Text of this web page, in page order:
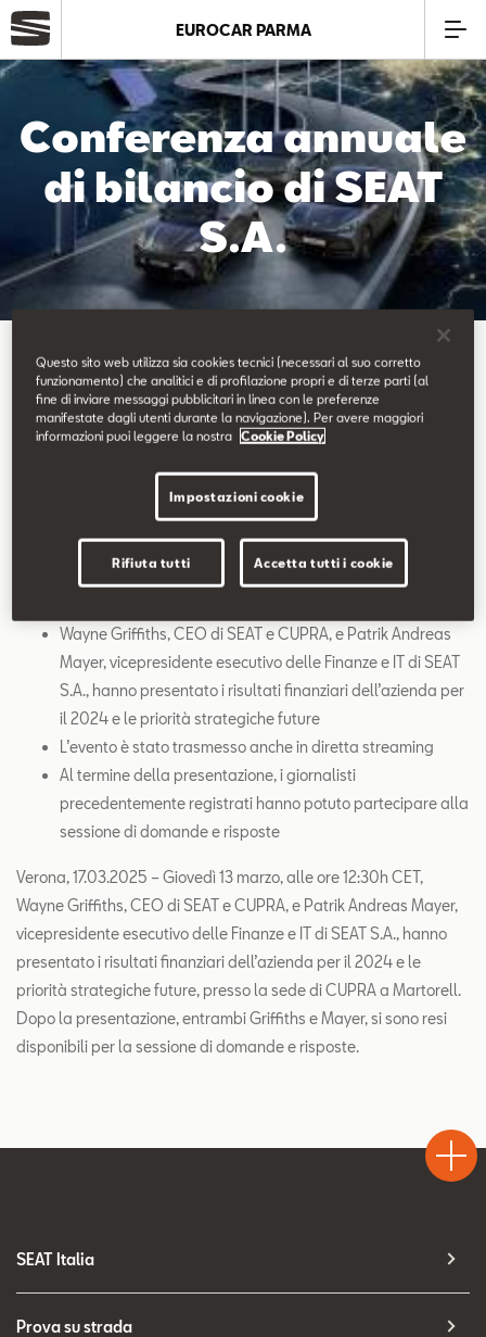
Azienda
Business
SEAT Usato Certificato
Configuratore
EUROCAR PARMA
Conferenza annuale
di bilancio di SEAT
S.A.
Torna alle news
Wayne Griffiths, CEO di SEAT e CUPRA, e Patrik Andreas
Mayer, vicepresidente esecutivo delle Finanze e IT di SEAT
S.A., hanno presentato i risultati finanziari dell’azienda per
il 2024 e le priorità strategiche future
L’evento è stato trasmesso anche in diretta streaming
Al termine della presentazione, i giornalisti
precedentemente registrati hanno potuto partecipare alla
sessione di domande e risposte
Verona, 17.03.2025 – Giovedì 13 marzo, alle ore 12:30h CET,
Wayne Griffiths, CEO di SEAT e CUPRA, e Patrik Andreas Mayer,
vicepresidente esecutivo delle Finanze e IT di SEAT S.A., hanno
presentato i risultati finanziari dell’azienda per il 2024 e le
priorità strategiche future, presso la sede di CUPRA a Martorell.
Dopo la presentazione, entrambi Griffiths e Mayer, si sono resi
disponibili per la sessione di domande e risposte.
SEAT Italia
Prova su strada
Drive
Chiama
Questo sito web utilizza sia cookies tecnici (necessari al suo corretto
funzionamento) che analitici e di profilazione propri e di terze parti (al
fine di inviare messaggi pubblicitari in linea con le preferenze
manifestate dagli utenti durante la navigazione). Per avere maggiori
informazioni puoi leggere la nostra
Cookie Policy
Impostazioni cookie
Rifiuta tutti Accetta tutti i cookie